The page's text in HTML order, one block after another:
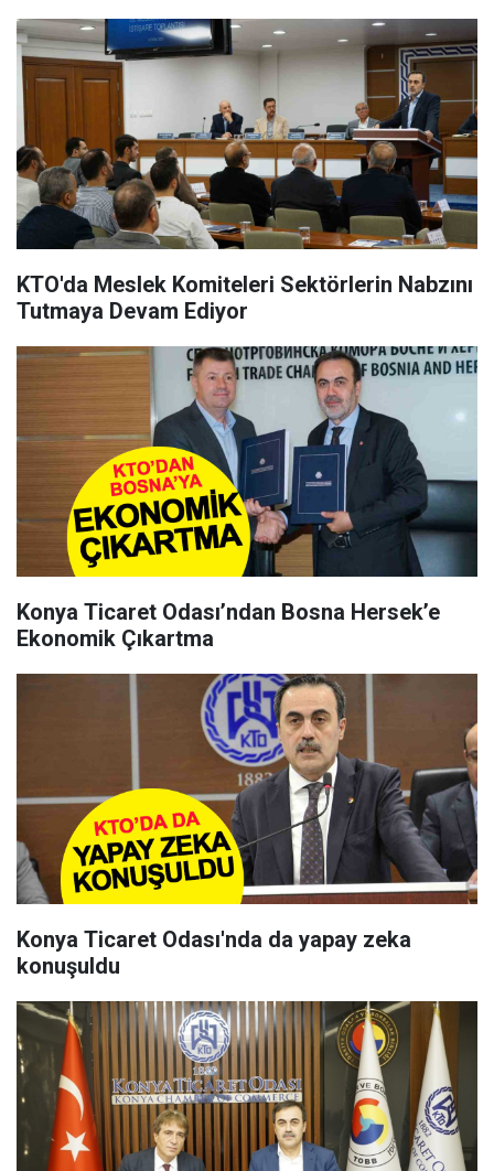
KTO'da Meslek Komiteleri Sektörlerin Nabzını
Tutmaya Devam Ediyor
Konya Ticaret Odası’ndan Bosna Hersek’e
Ekonomik Çıkartma
Konya Ticaret Odası'nda da yapay zeka
konuşuldu